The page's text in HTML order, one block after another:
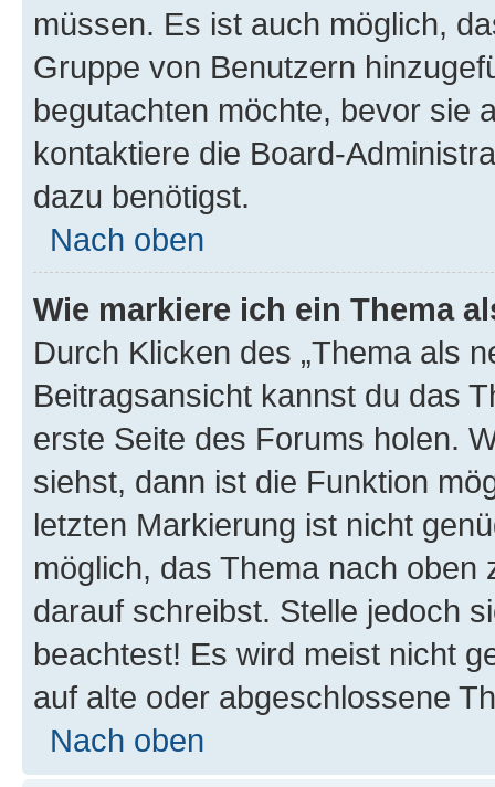
müssen. Es ist auch möglich,
Gruppe von Benutzern
begutachten möchte, bevor sie
kontaktiere die Board-
dazu benötigst.
Nach oben
Wie markiere ich ein Thema
Durch Klicken des „Thema als
Beitragsansicht kannst du das
erste Seite des Forums holen.
siehst, dann ist die Funktion
letzten Markierung ist nicht
möglich, das Thema nach oben
darauf schreibst. Stelle jedoch
beachtest! Es wird meist nicht
auf alte oder abgeschlossene
Nach oben